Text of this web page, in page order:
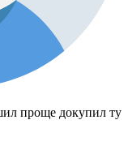
проще докупил ту